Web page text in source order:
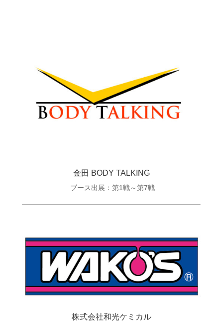
金田 BODY TALKING
ブース出展：第1戦～第7戦
株式会社和光ケミカル